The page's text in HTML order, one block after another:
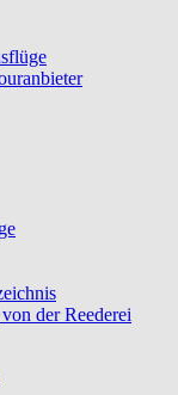
der Reederei